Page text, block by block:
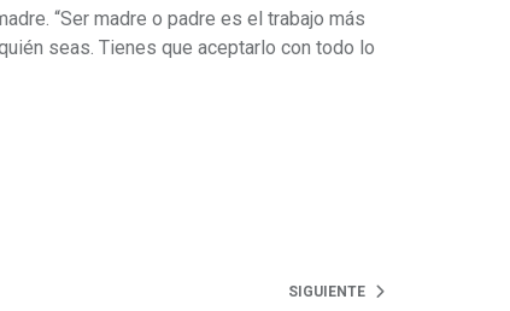
“Ser madre o padre es el trabajo más
seas. Tienes que aceptarlo con todo lo
SIGUIENTE